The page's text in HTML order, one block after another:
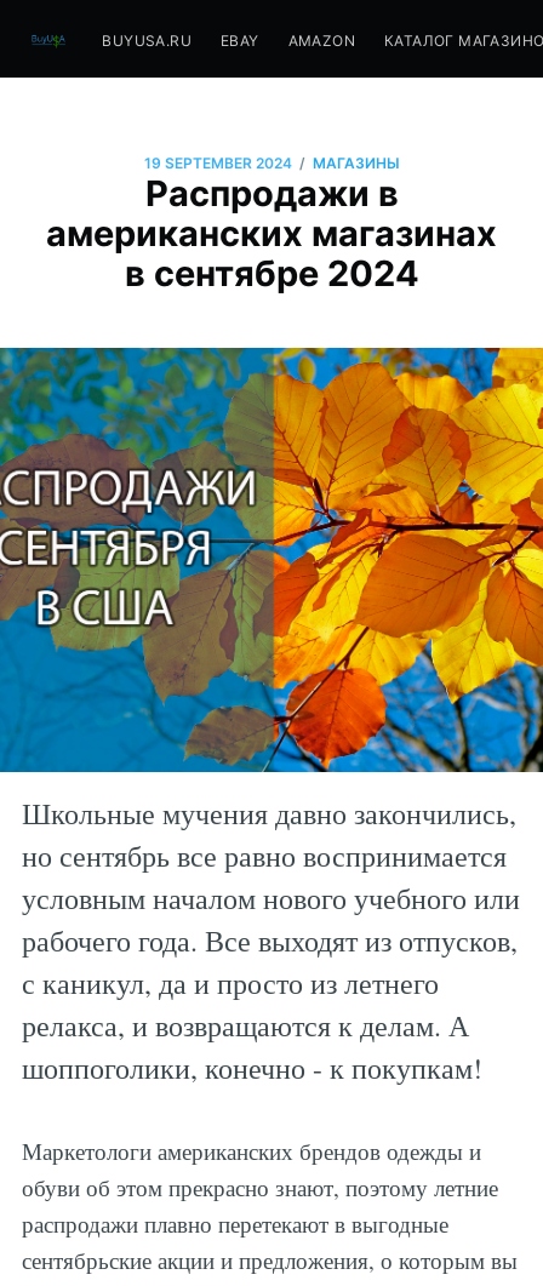
BUYUSA.RU EBAY AMAZON КАТАЛОГ
19 SEPTEMBER 2024 / МАГАЗИНЫ
Распродажи в
американских магазинах
в сентябре 2024
Школьные мучения давно закончились,
но сентябрь все равно воспринимается
условным началом нового учебного или
рабочего года. Все выходят из отпусков,
с каникул, да и просто из летнего
релакса, и возвращаются к делам. А
шоппоголики, конечно - к покупкам!
Маркетологи американских брендов одежды и
обуви об этом прекрасно знают, поэтому летние
распродажи плавно перетекают в выгодные
сентябрьские акции и предложения, о которым вы